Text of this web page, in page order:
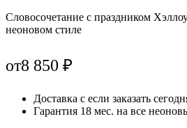
Словосочетание с праздником
неоновом стиле
от8 850 ₽
Доставка с если заказать
Гарантия 18 мес. на все